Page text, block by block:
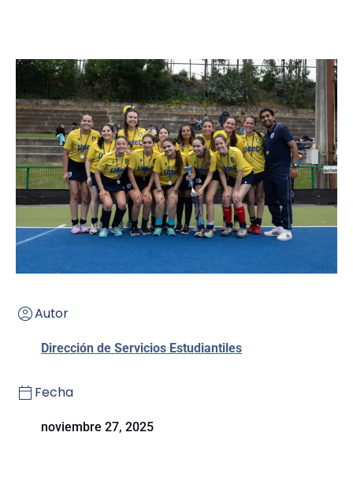
Autor
Dirección de Servicios Estudiantiles
Fecha
noviembre 27, 2025